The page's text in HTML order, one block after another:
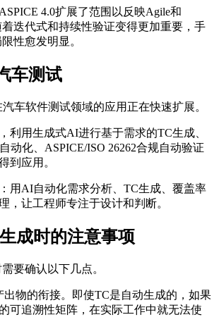
4.0扩展了范围以反映Agile和
着迭代式和持续性验证变得更加重要，手
性愈发明显。
车测试
车软件测试领域的应用正在快速扩展。
利用生成式AI进行基于需求的TC生成、
动化、ASPICE/ISO 26262合规自动验证
到应用。
用AI自动化需求分析、TC生成、覆盖率
，让工程师专注于设计和判断。
成时的注意事项
要确认以下几点。
出物的衔接。即使TC是自动生成的，如果
可追溯性矩阵，在实际工作中就无法使